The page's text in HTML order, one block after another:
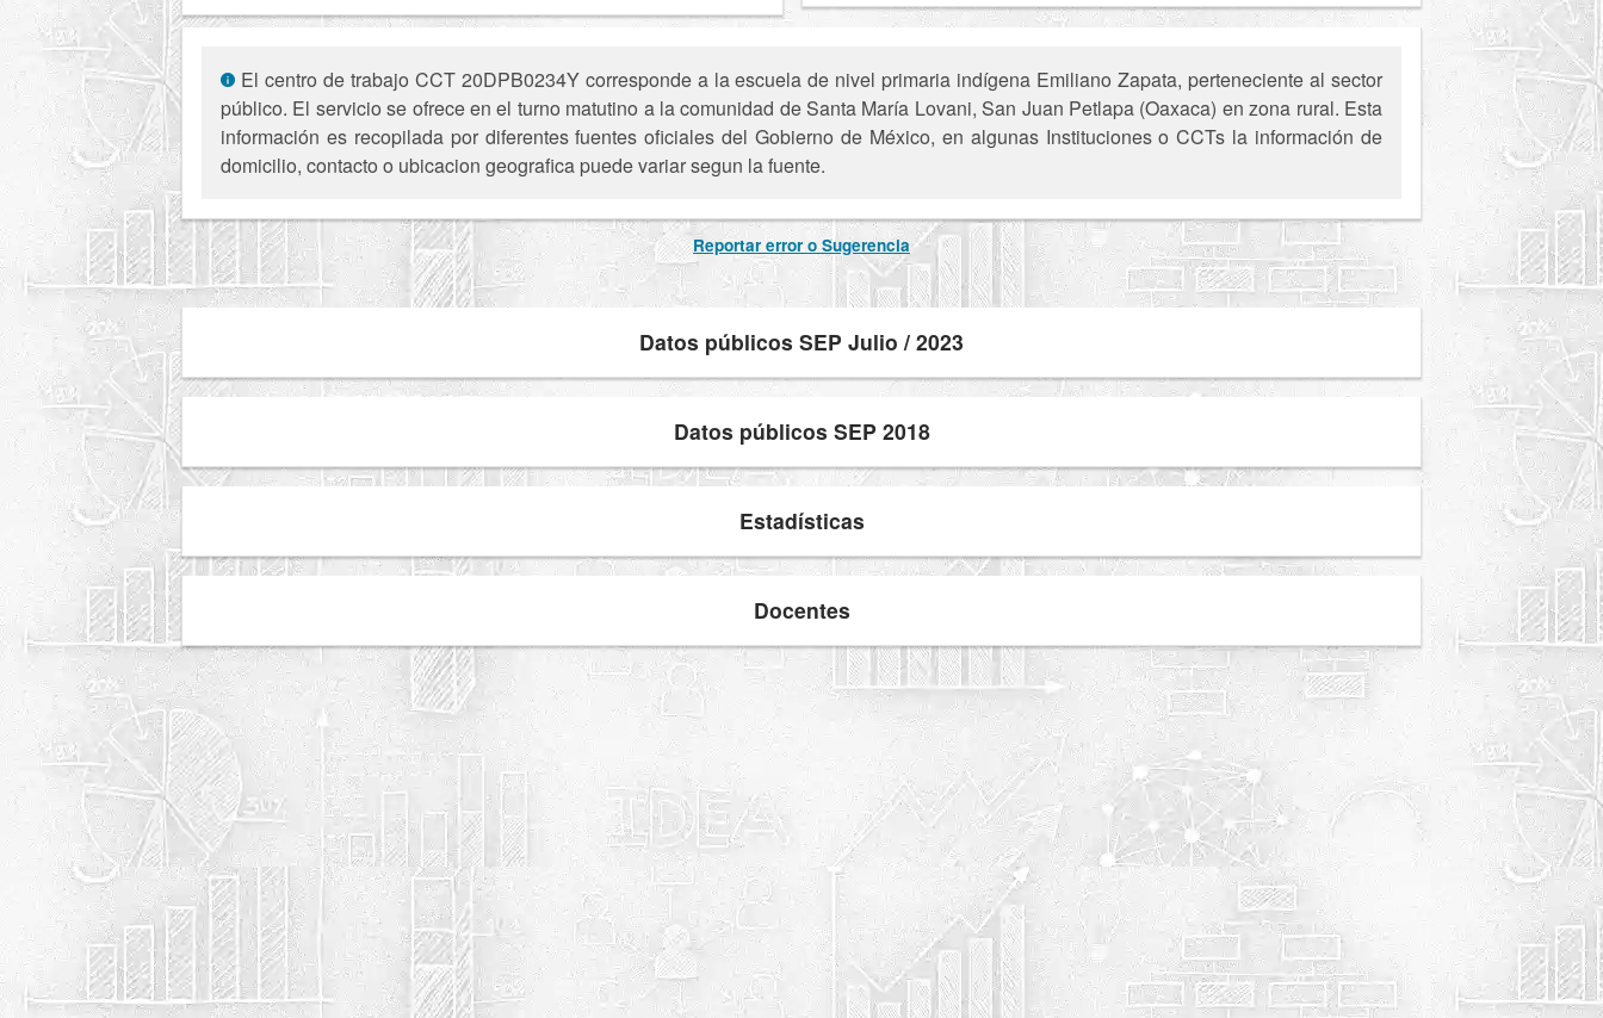
El centro de trabajo CCT 20DPB0234Y corresponde a la escuela de nivel primaria indígena Emiliano Zapata, perteneciente al sector
público. El servicio se ofrece en el turno matutino a la comunidad de Santa María Lovani, San Juan Petlapa (Oaxaca) en zona rural. Esta
información es recopilada por diferentes fuentes oficiales del Gobierno de México, en algunas Instituciones o CCTs la información de
domicilio, contacto o ubicacion geografica puede variar segun la fuente.
Reportar error o Sugerencia
Datos públicos SEP Julio / 2023
Datos públicos SEP 2018
Estadísticas
Docentes